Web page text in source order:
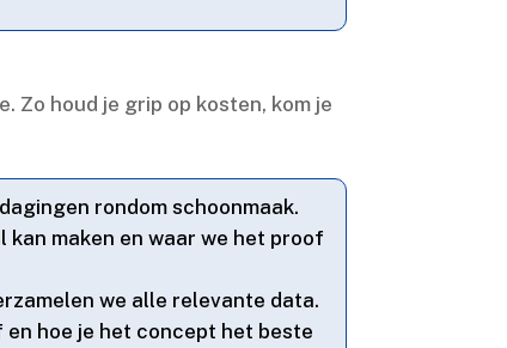
Zo houd je grip op kosten, kom je
rondom schoonmaak.​
kan maken en waar we het proof
we alle relevante data.​
hoe je het concept het beste